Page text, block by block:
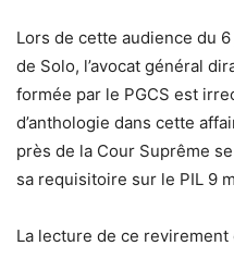
Lors de cette audience du
de Solo, l’avocat général
formée par le PGCS est
d’anthologie dans cette
près de la Cour Suprême
sa requisitoire sur le PIL 9
La lecture de ce